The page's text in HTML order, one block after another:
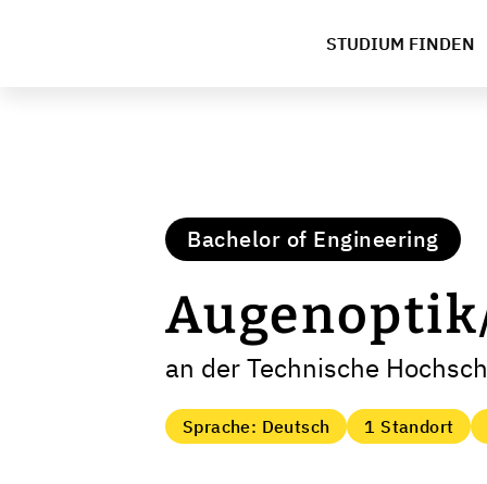
STUDIUM FINDEN
Bachelor of Engineering
an der Technische
Sprache: Deutsch 1 Standort